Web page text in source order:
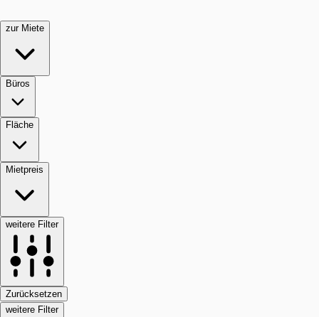
zur Miete
Büros
Fläche
Mietpreis
weitere Filter
Zurücksetzen
weitere Filter